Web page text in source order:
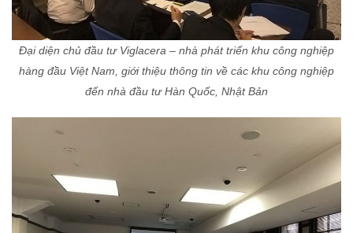
Đại diện chủ đầu tư Viglacera – nhà phát triển khu công nghiệp
hàng đầu Việt Nam, giới thiệu thông tin về các khu công nghiệp
đến nhà đầu tư Hàn Quốc, Nhật Bản